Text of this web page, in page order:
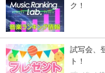
ク！
試写会、
ト！